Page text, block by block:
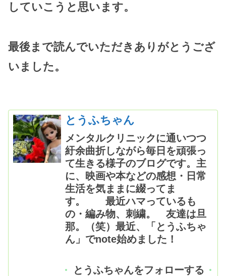
していこうと思います。
最後まで読んでいただきありがとうござ
いました。
とうふちゃん
メンタルクリニックに通いつつ
紆余曲折しながら毎日を頑張っ
て生きる様子のブログです。主
に、映画や本などの感想・日常
生活を気ままに綴ってま
す。 最近ハマっているも
の・編み物、刺繍。 友達は旦
那。（笑）最近、「とうふちゃ
ん」でnote始めました！
とうふちゃんをフォローする